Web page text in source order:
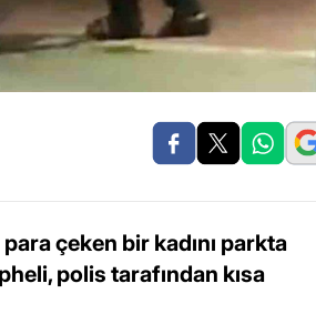
çeken bir kadını parkta
polis tarafından kısa